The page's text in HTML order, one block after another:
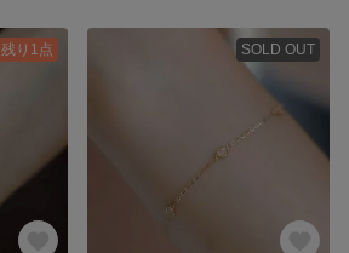
残り1点 SOLD OUT